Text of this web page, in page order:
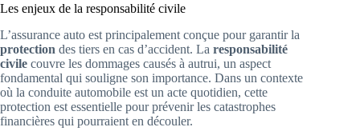
Les enjeux de la responsabilité civile
L’assurance auto est principalement conçue pour garantir la
protection des tiers en cas d’accident. La responsabilité
civile couvre les dommages causés à autrui, un aspect
fondamental qui souligne son importance. Dans un contexte
où la conduite automobile est un acte quotidien, cette
protection est essentielle pour prévenir les catastrophes
financières qui pourraient en découler.